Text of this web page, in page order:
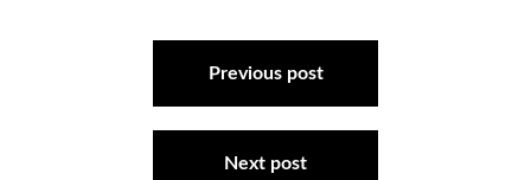
Previous post
Next post